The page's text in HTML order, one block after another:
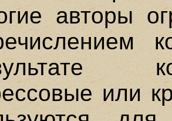
авторы
или